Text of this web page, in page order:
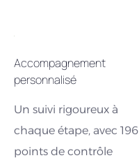
Accompagnement
personnalisé
Un suivi rigoureux à
chaque étape, avec 196
points de contrôle